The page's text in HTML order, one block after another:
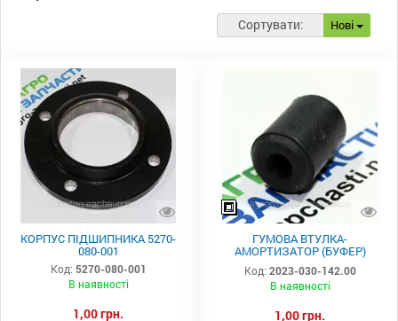
Сортувати: Нові
КОРПУС ПІДШИПНИКА 5270-
080-001
Код: 5270-080-001
В наявності
1,00 грн.
ГУМОВА ВТУЛКА-
АМОРТИЗАТОР (БУФЕР)
ПРЕС-ПІДБИРАЧІ SIPMA 2023-
030-142.00
Код: 2023-030-142.00
В наявності
1,00 грн.